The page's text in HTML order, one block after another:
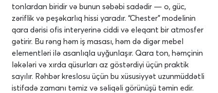
tonlardan biridir və bunun səbəbi sadədir — o, güc,
zəriflik və peşəkarlıq hissi yaradır. “Chester” modelinin
qara dərisi ofis interyerinə ciddi və eleqant bir atmosfer
gətirir. Bu rəng həm iş masası, həm də digər mebel
elementləri ilə asanlıqla uyğunlaşır. Qara ton, həmçinin
ləkələri və xırda qüsurları az göstərdiyi üçün praktik
sayılır. Rəhbər kreslosu üçün bu xüsusiyyət uzunmüddətli
istifadə zamanı təmiz və səliqəli görünüşü təmin edir.